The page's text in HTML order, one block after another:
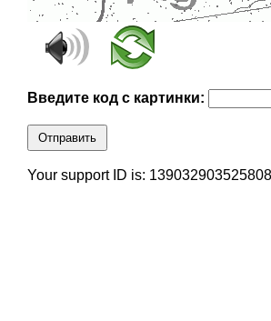
Введите код с картинки:
Отправить
Your support ID is: